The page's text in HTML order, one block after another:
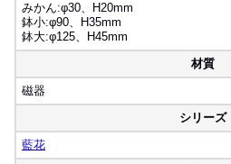
みかん:φ30、H20mm
鉢小:φ90、H35mm
鉢大:φ125、H45mm
材質
磁器
シリーズ
藍花